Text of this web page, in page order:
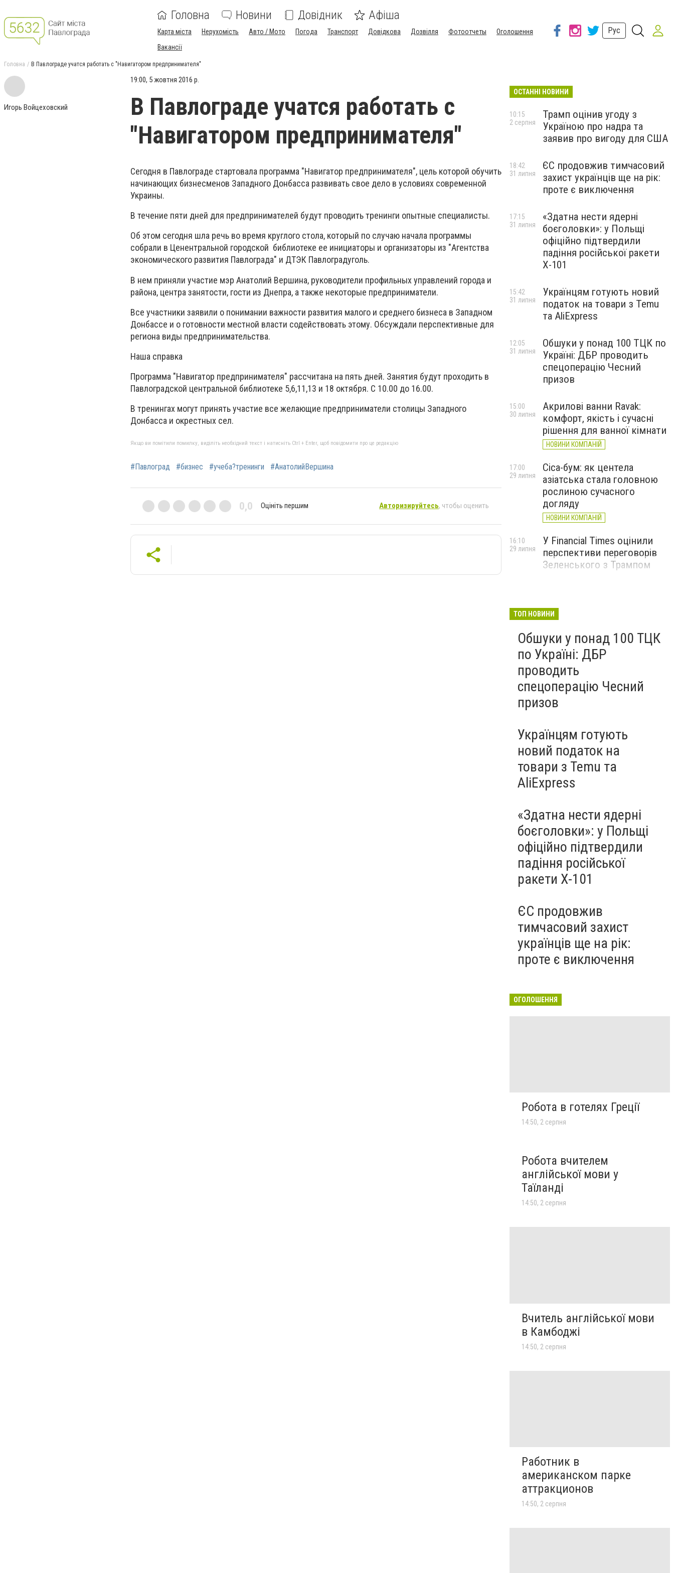
Головна Новини Довідник Афіша
Карта міста Нерухомість Авто / Мото Погода Транспорт Довідкова Дозвілля Фотоотчеты
Оголошення
Вакансії
Рус
Головна В Павлограде учатся работать с "Навигатором предпринимателя"
Игорь Войцеховский
19:00, 5 жовтня 2016 р.
В Павлограде учатся работать с
"Навигатором предпринимателя"
Сегодня в Павлограде стартовала программа "Навигатор предпринимателя", цель которой обучить
начинающих бизнесменов Западного Донбасса развивать свое дело в условиях современной
Украины.
В течение пяти дней для предпринимателей будут проводить тренинги опытные специалисты.
Об этом сегодня шла речь во время круглого стола, который по случаю начала программы
собрали в Ценентральной городской библиотеке ее инициаторы и организаторы из "Агентства
экономического развития Павлограда" и ДТЭК Павлоградуголь.
В нем приняли участие мэр Анатолий Вершина, руководители профильных управлений города и
района, центра занятости, гости из Днепра, а также некоторые предприниматели.
Все участники заявили о понимании важности развития малого и среднего бизнеса в Западном
Донбассе и о готовности местной власти содействовать этому. Обсуждали перспективные для
региона виды предпринимательства.
Наша справка
Программа "Навигатор предпринимателя" рассчитана на пять дней. Занятия будут проходить в
Павлоградской центральной библиотеке 5,6,11,13 и 18 октября. С 10.00 до 16.00.
В тренингах могут принять участие все желающие предприниматели столицы Западного
Донбасса и окрестных сел.
Якщо ви помітили помилку, виділіть необхідний текст і натисніть Ctrl + Enter, щоб повідомити про це редакцію
#Павлоград #бизнес #учеба?тренинги #АнатолийВершина
0,0 Оцініть першим Авторизируйтесь, чтобы оценить
ОСТАННІ НОВИНИ
Трамп оцінив угоду з
Україною про надра та
заявив про вигоду для США
10:15
2 серпня
ЄС продовжив тимчасовий
захист українців ще на рік:
проте є виключення
18:42
31 липня
«Здатна нести ядерні
боєголовки»: у Польщі
офіційно підтвердили
падіння російської ракети
Х-101
17:15
31 липня
Українцям готують новий
податок на товари з Temu
та AliExpress
15:42
31 липня
Обшуки у понад 100 ТЦК по
Україні: ДБР проводить
спецоперацію Чесний
призов
12:05
31 липня
Акрилові ванни Ravak:
комфорт, якість і сучасні
рішення для ванної кімнати
НОВИНИ КОМПАНІЙ
15:00
30 липня
Cica-бум: як центела
азіатська стала головною
рослиною сучасного
догляду
НОВИНИ КОМПАНІЙ
17:00
29 липня
У Financial Times оцінили
перспективи переговорів
Зеленського з Трампом
16:10
29 липня
ТОП НОВИНИ
Обшуки у понад 100 ТЦК
по Україні: ДБР
проводить
спецоперацію Чесний
призов
Українцям готують
новий податок на
товари з Temu та
AliExpress
«Здатна нести ядерні
боєголовки»: у Польщі
офіційно підтвердили
падіння російської
ракети Х-101
ЄС продовжив
тимчасовий захист
українців ще на рік:
проте є виключення
ОГОЛОШЕННЯ
Робота в готелях Греції
14:50, 2 серпня
Робота вчителем
англійської мови у
Таїланді
14:50, 2 серпня
Вчитель англійської мови
в Камбоджі
14:50, 2 серпня
Работник в
американском парке
аттракционов
14:50, 2 серпня